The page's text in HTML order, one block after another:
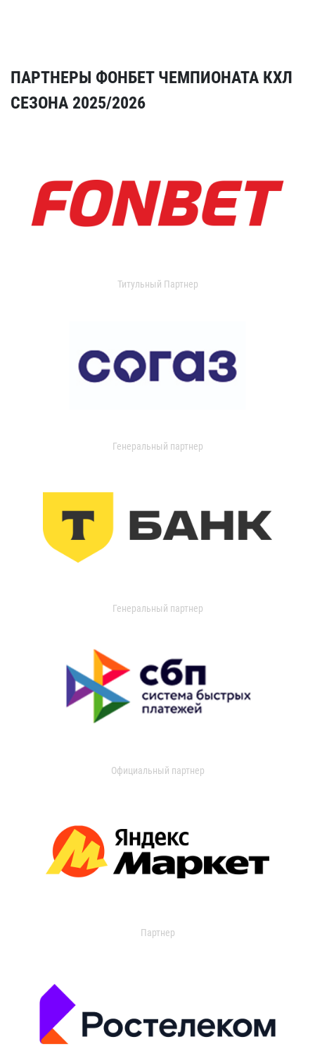
ПАРТНЕРЫ ФОНБЕТ ЧЕМПИОНАТА КХЛ
СЕЗОНА 2025/2026
Титульный Партнер
Генеральный партнер
Генеральный партнер
Официальный партнер
Партнер